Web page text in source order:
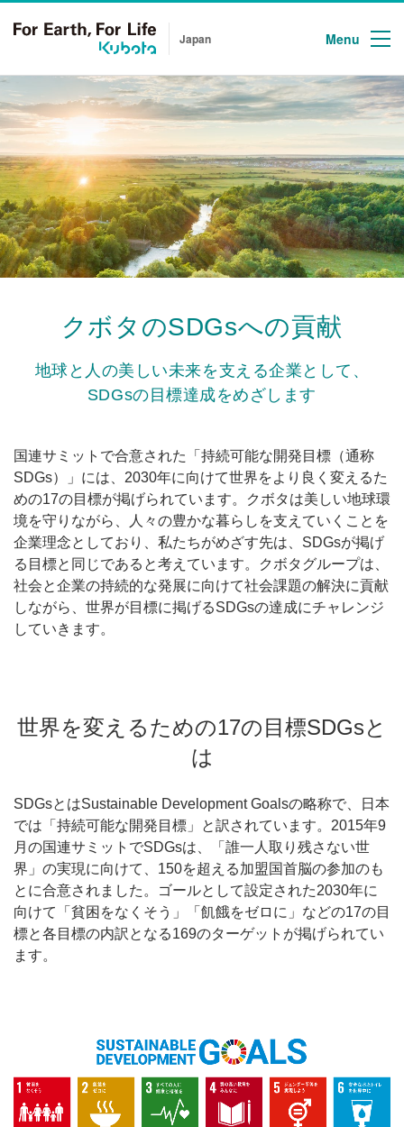
Japan Menu
クボタのSDGsへの貢献
地球と人の美しい未来を支える企業として、
SDGsの目標達成をめざします
国連サミットで合意された「持続可能な開発目標（通称
SDGs）」には、2030年に向けて世界をより良く変えるた
めの17の目標が掲げられています。クボタは美しい地球環
境を守りながら、人々の豊かな暮らしを支えていくことを
企業理念としており、私たちがめざす先は、SDGsが掲げ
る目標と同じであると考えています。クボタグループは、
社会と企業の持続的な発展に向けて社会課題の解決に貢献
しながら、世界が目標に掲げるSDGsの達成にチャレンジ
していきます。
世界を変えるための17の目標SDGsと
は
SDGsとはSustainable Development Goalsの略称で、日本
では「持続可能な開発目標」と訳されています。2015年9
月の国連サミットでSDGsは、「誰一人取り残さない世
界」の実現に向けて、150を超える加盟国首脳の参加のも
とに合意されました。ゴールとして設定された2030年に
向けて「貧困をなくそう」「飢餓をゼロに」などの17の目
標と各目標の内訳となる169のターゲットが掲げられてい
ます。